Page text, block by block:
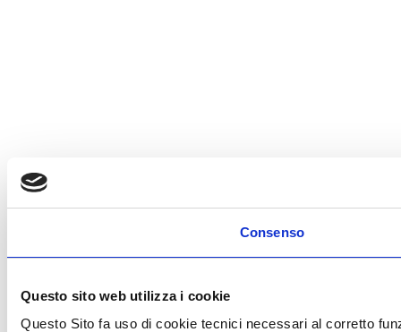
Consenso
Questo sito web utilizza i cookie
Questo Sito fa uso di cookie tecnici necessari al corretto